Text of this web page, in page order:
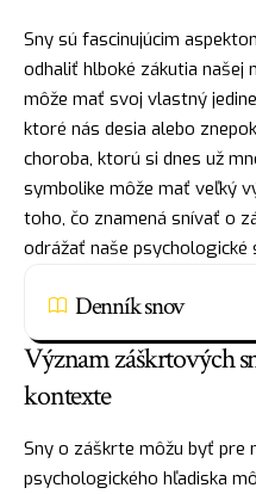
Sny sú fascinujúcim
odhaliť hlboké zákutia našej
môže mať svoj vlastný
ktoré nás desia alebo
choroba, ktorú si dnes už
symbolike môže mať veľký
toho, čo znamená snívať o
odrážať naše psychologické
Denník snov
Význam záškrtových
kontexte
Sny o záškrte môžu byť pre
psychologického hľadiska